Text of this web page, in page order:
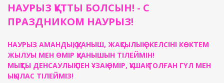
НАУРЫЗ ҚҰТТЫ БОЛСЫН! - С
ПРАЗДНИКОМ НАУРЫЗ!
НАУРЫЗ АМАНДЫҚ, ҚУАНЫШ, ЖАҚСЫЛЫҚ ӘКЕЛСІН! КӨКТЕМ
ЖЫЛУЫ МЕН ӨМІР ҚУАНЫШЫН ТІЛЕЙМІН!
МЫҚТЫ ДЕНСАУЛЫҚ ПЕН ҰЗАҚ ӨМІР, ҚҰШАҚ ТОЛҒАН ГҮЛ МЕН
ЫҚЫЛАС ТІЛЕЙМІЗ!